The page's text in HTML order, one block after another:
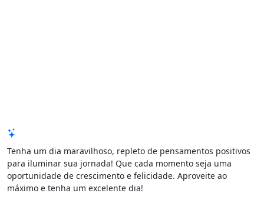
Tenha um dia maravilhoso, repleto de pensamentos positivos
para iluminar sua jornada! Que cada momento seja uma
oportunidade de crescimento e felicidade. Aproveite ao
máximo e tenha um excelente dia!